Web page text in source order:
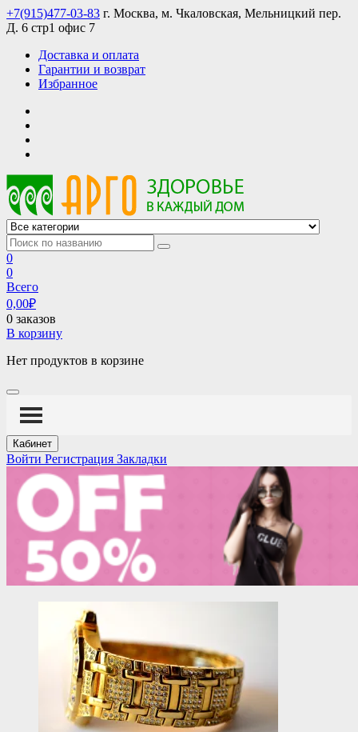
Skip
to
+7(915)477-03-83 г. Москва, м. Чкаловская, Мельницкий пер.
Д. 6 стр1 офис 7
Доставка и оплата
Гарантии и возврат
Избранное
АРГО интернет магазин, доставка в Москве и по всей России
АРГО каталог каталог продукции, официальные цены
0
0
Всего
0,00₽
0 заказов
В корзину
Нет продуктов в корзине
Кабинет
Войти Регистрация Закладки